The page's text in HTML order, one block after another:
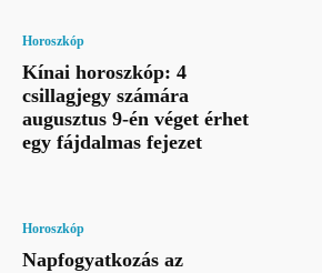
Horoszkóp
Kínai horoszkóp: 4
csillagjegy számára
augusztus 9-én véget érhet
egy fájdalmas fejezet
Horoszkóp
Napfogyatkozás az